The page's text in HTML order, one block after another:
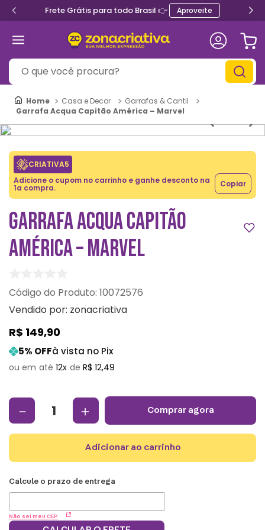
Frete Grátis para todo Brasil 👉 Aproveite
O que você procura?
Casa e Decor
Garrafas & Cantil
Garrafa Acqua Capitão América – Marvel
CRIATIVA5
Adicione o cupom no carrinho e ganhe desconto na
1a compra. Copiar
GARRAFA ACQUA CAPITÃO
AMÉRICA – MARVEL
: 10072576
Vendido por: zonacriativa
R$ 149,90
5% OFFà vista no Pix
12 R$ 12,49
＋
－ comprar agora
adicionar ao carrinho
Não sei meu CEP